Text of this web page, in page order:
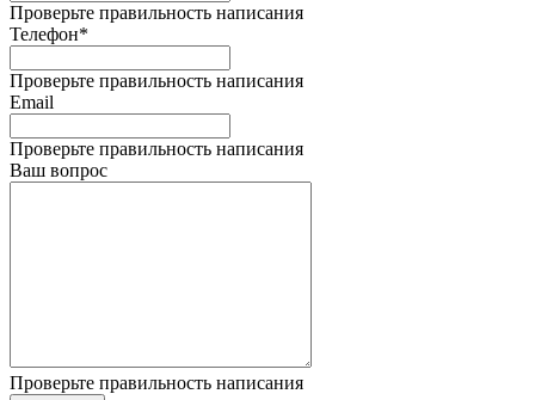
Проверьте правильность написания
Телефон*
Проверьте правильность написания
Email
Проверьте правильность написания
Ваш вопрос
Проверьте правильность написания